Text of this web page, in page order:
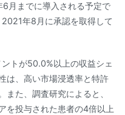
月までに導入される予定で
年8月に承認を取得して
トが50.0%以上の収益シェ
は、高い市場浸透率と特許
た、調査研究によると、
を投与された患者の4倍以上